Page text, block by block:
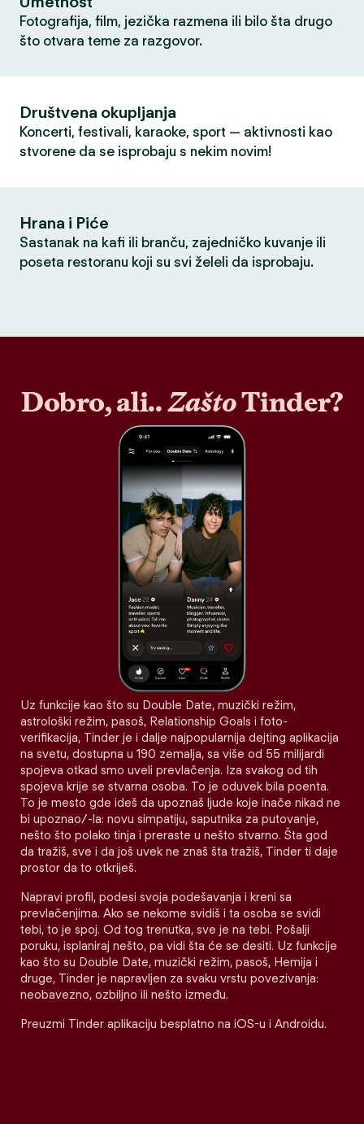
Fotografija, film, jezička razmena ili bilo šta drugo
što otvara teme za razgovor.
Društvena okupljanja
Koncerti, festivali, karaoke, sport — aktivnosti kao
stvorene da se isprobaju s nekim novim!
Hrana i Piće
Sastanak na kafi ili branču, zajedničko kuvanje ili
poseta restoranu koji su svi želeli da isprobaju.
Dobro, ali..ZaštoTinder?
Uz funkcije kao što su Double Date, muzički režim,
astrološki režim, pasoš, Relationship Goals i foto-
verifikacija, Tinder je i dalje najpopularnija dejting aplikacija
na svetu, dostupna u 190 zemalja, sa više od 55 milijardi
spojeva otkad smo uveli prevlačenja. Iza svakog od tih
spojeva krije se stvarna osoba. To je oduvek bila poenta.
To je mesto gde ideš da upoznaš ljude koje inače nikad ne
bi upoznao/-la: novu simpatiju, saputnika za putovanje,
nešto što polako tinja i preraste u nešto stvarno. Šta god
da tražiš, sve i da još uvek ne znaš šta tražiš, Tinder ti daje
prostor da to otkriješ.
Napravi profil, podesi svoja podešavanja i kreni sa
prevlačenjima. Ako se nekome svidiš i ta osoba se svidi
tebi, to je spoj. Od tog trenutka, sve je na tebi. Pošalji
poruku, isplaniraj nešto, pa vidi šta će se desiti. Uz funkcije
kao što su Double Date, muzički režim, pasoš, Hemija i
druge, Tinder je napravljen za svaku vrstu povezivanja:
neobavezno, ozbiljno ili nešto između.
Preuzmi Tinder aplikaciju besplatno na iOS-u i Androidu.